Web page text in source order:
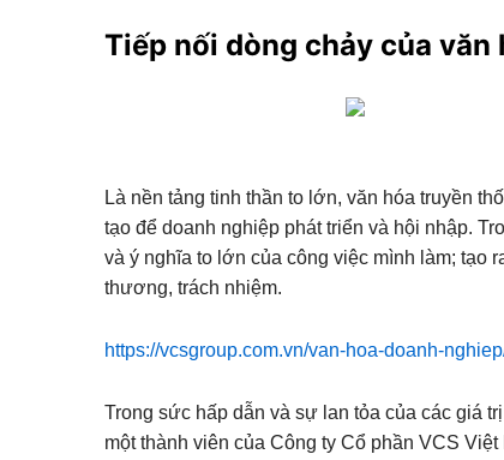
Tiếp nối dòng chảy của văn
Là nền tảng tinh thần to lớn, văn hóa truyền
tạo để doanh nghiệp phát triển và hội nhập.
và ý nghĩa to lớn của công việc mình làm; tạo
thương, trách nhiệm.
https://vcsgroup.com.vn/van-hoa-doanh-
Trong sức hấp dẫn và sự lan tỏa của các giá
một thành viên của Công ty Cổ phần VCS